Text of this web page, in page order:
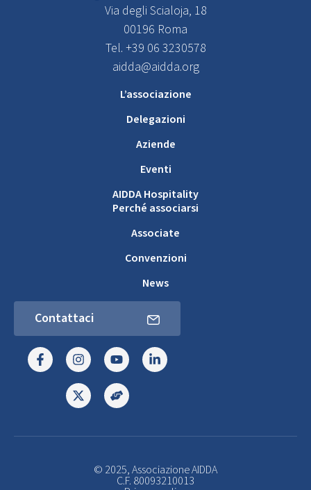
Via degli Scialoja, 18
00196 Roma
Tel. +39 06 3230578
aidda@aidda.org
L’associazione
Delegazioni
Aziende
Eventi
AIDDA Hospitality
Perché associarsi
Associate
Convenzioni
News
Contattaci
© 2025, Associazione AIDDA
C.F. 80093210013